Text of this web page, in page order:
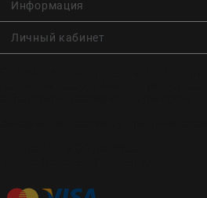
Информация
Личный кабинет